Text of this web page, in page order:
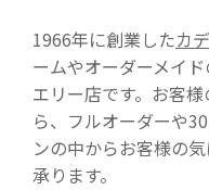
1966年に創業したカ
ームやオーダーメイ
エリー店です。お客
ら、フルオーダーや
ンの中からお客様の
承ります。